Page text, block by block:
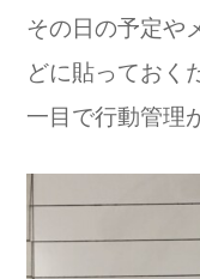
その日の予定や
どに貼っておく
一目で行動管理